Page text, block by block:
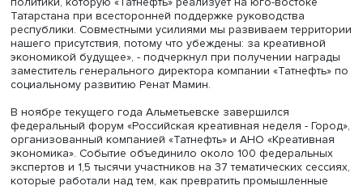
Присужденную городу награду принял заместитель
генерального директора «Татнефти» по социальному
развитию Ренат Мамин, что подчеркивает вклад
развитие территории. «Это высокая оценка социальной
политики, которую «Татнефть» реализует на юго-
республики. Совместными усилиями мы развиваем
нашего присутствия, потому что убеждены: за
экономикой будущее», - подчеркнул при получении
заместитель генерального директора компании
социальному развитию Ренат Мамин.